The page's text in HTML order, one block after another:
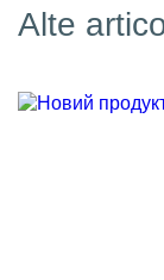
Alte